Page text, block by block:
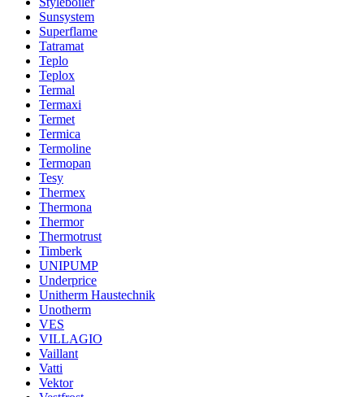
Sunsystem
Superflame
Tatramat
Teplo
Teplox
Termal
Termaxi
Termet
Termica
Termoline
Termopan
Tesy
Thermex
Thermona
Thermor
Thermotrust
Timberk
UNIPUMP
Underprice
Unitherm Haustechnik
Unotherm
VES
VILLAGIO
Vaillant
Vatti
Vektor